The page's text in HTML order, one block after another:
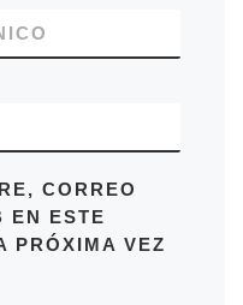
CORREO
EN ESTE
PRÓXIMA VEZ